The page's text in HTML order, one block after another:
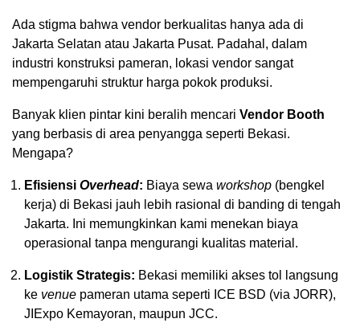
Ada stigma bahwa vendor berkualitas hanya ada di
Jakarta Selatan atau Jakarta Pusat. Padahal, dalam
industri konstruksi pameran, lokasi vendor sangat
mempengaruhi struktur harga pokok produksi.
Banyak klien pintar kini beralih mencari Vendor Booth
yang berbasis di area penyangga seperti Bekasi.
Mengapa?
Efisiensi Overhead: Biaya sewa workshop (bengkel
kerja) di Bekasi jauh lebih rasional di banding di tengah
Jakarta. Ini memungkinkan kami menekan biaya
operasional tanpa mengurangi kualitas material.
Logistik Strategis: Bekasi memiliki akses tol langsung
ke venue pameran utama seperti ICE BSD (via JORR),
JIExpo Kemayoran, maupun JCC.